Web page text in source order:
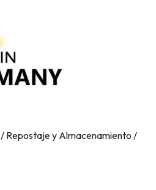
Repostaje y Almacenamiento /